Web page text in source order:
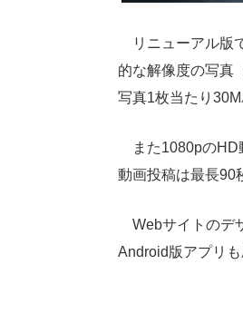
リニューアル版
的な解像度の写真
写真1枚当たり
また1080pのHD
動画投稿は最長90
Webサイトのデ
Android版アプリも